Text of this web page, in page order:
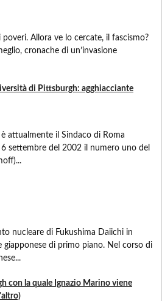
Allora ve lo cercate, il fascismo?
cronache di un’invasione
di Pittsburgh: agghiacciante
attualmente il Sindaco di Roma
settembre del 2002 il numero uno del
nucleare di Fukushima Daiichi in
di primo piano. Nel corso di
con la quale Ignazio Marino viene